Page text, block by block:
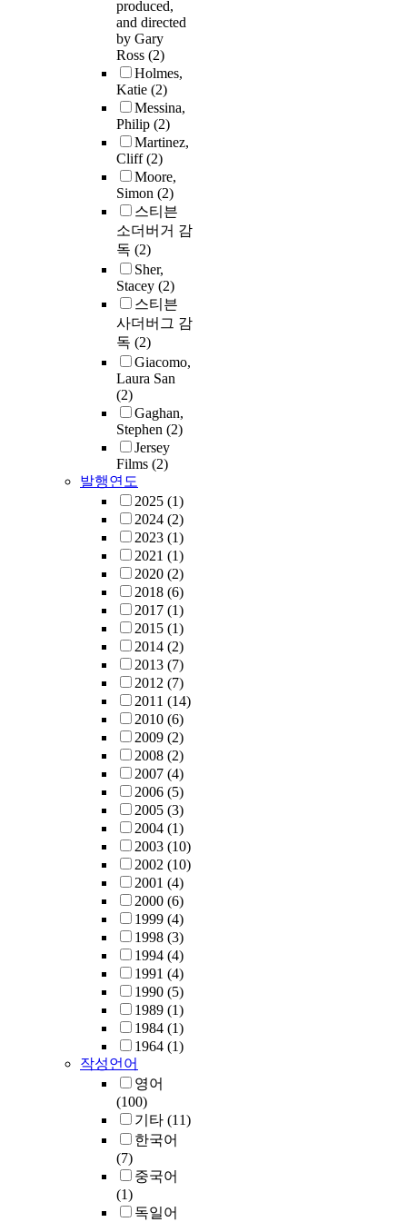
produced,
and directed
by Gary
Ross (2)
Holmes,
Katie (2)
Messina,
Philip (2)
Martinez,
Cliff(2)
Moore,
Simon (2)
스티븐
소더버거 감
독 (2)
Sher,
Stacey (2)
스티븐
사더버그 감
독 (2)
Giacomo,
Laura San
(2)
Gaghan,
Stephen (2)
Jersey
Films (2)
발행연도
2025 (1)
2024 (2)
2023 (1)
2021 (1)
2020 (2)
2018 (6)
2017 (1)
2015 (1)
2014 (2)
2013 (7)
2012 (7)
2011 (14)
2010 (6)
2009 (2)
2008 (2)
2007 (4)
2006 (5)
2005 (3)
2004 (1)
2003 (10)
2002 (10)
2001 (4)
2000 (6)
1999 (4)
1998 (3)
1994 (4)
1991 (4)
1990 (5)
1989 (1)
1984 (1)
1964 (1)
작성언어
영어
(100)
기타 (11)
한국어
(7)
중국어
(1)
독일어